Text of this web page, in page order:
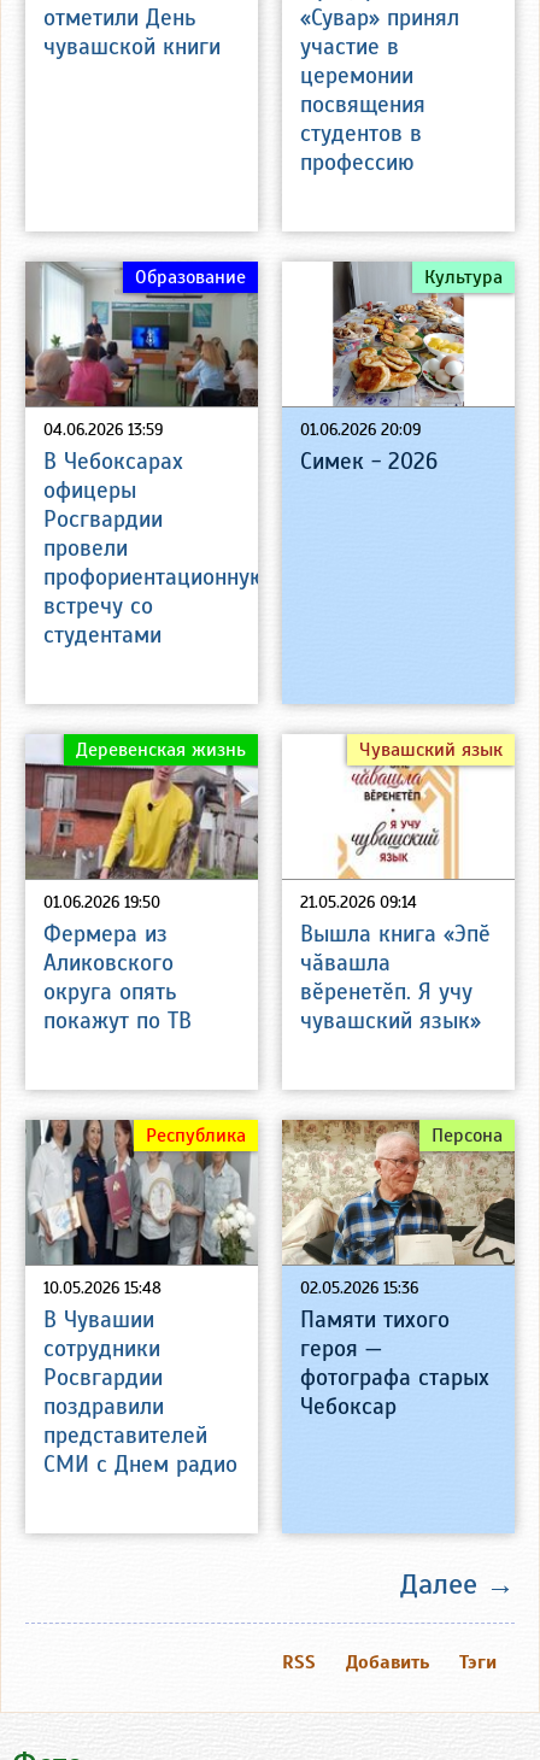
отметили День
чувашской книги
«Сувар» принял
участие в
церемонии
посвящения
студентов в
профессию
04.06.2026 13:59
Образование
В Чебоксарах
офицеры
Росгвардии
провели
профориентационную
встречу со
студентами
01.06.2026 20:09
Культура
Симек - 2026
01.06.2026 19:50
Деревенская жизнь
Фермера из
Аликовского
округа опять
покажут по ТВ
21.05.2026 09:14
Чувашский язык
Вышла книга «Эпӗ
чӑвашла
вӗренетӗп. Я учу
чувашский язык»
10.05.2026 15:48
Республика
В Чувашии
сотрудники
Росвгардии
поздравили
представителей
СМИ с Днем радио
02.05.2026 15:36
Персона
Памяти тихого
героя —
фотографа старых
Чебоксар
Далее →
Тэги
Добавить
RSS